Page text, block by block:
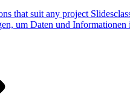
that suit any project
um Daten und